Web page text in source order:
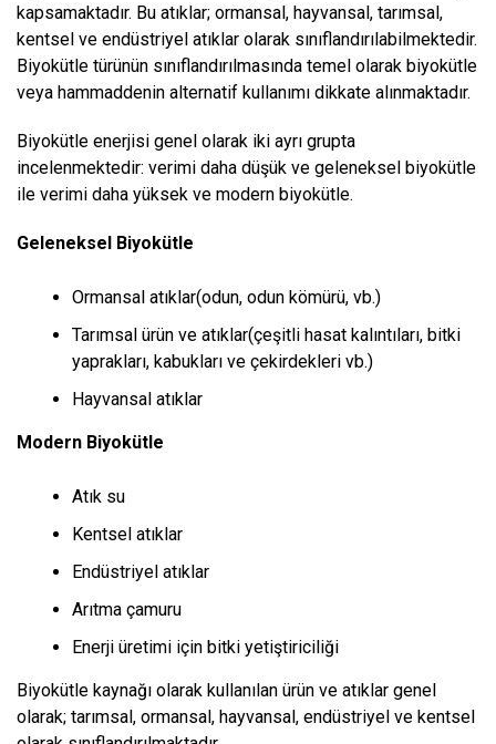
kapsamaktadır. Bu atıklar; ormansal, hayvansal, tarımsal,
kentsel ve endüstriyel atıklar olarak sınıflandırılabilmektedir.
Biyokütle türünün sınıflandırılmasında temel olarak biyokütle
veya hammaddenin alternatif kullanımı dikkate alınmaktadır.
Biyokütle enerjisi genel olarak iki ayrı grupta
incelenmektedir: verimi daha düşük ve geleneksel biyokütle
ile verimi daha yüksek ve modern biyokütle.
Geleneksel Biyokütle
Ormansal atıklar(odun, odun kömürü, vb.)
Tarımsal ürün ve atıklar(çeşitli hasat kalıntıları, bitki
yaprakları, kabukları ve çekirdekleri vb.)
Hayvansal atıklar
Modern Biyokütle
Atık su
Kentsel atıklar
Endüstriyel atıklar
Arıtma çamuru
Enerji üretimi için bitki yetiştiriciliği
Biyokütle kaynağı olarak kullanılan ürün ve atıklar genel
olarak; tarımsal, ormansal, hayvansal, endüstriyel ve kentsel